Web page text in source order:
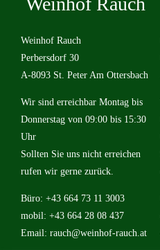
Weinhof Rauch
Perbersdorf 30
A-8093 St. Peter Am Ottersbach
Wir sind erreichbar Montag bis
Donnerstag von 09:00 bis 15:30
Uhr
Sollten Sie uns nicht erreichen
rufen wir gerne zurück.
Büro: +43 664 73 11 3003
mobil: +43 664 28 08 437
Email: rauch@weinhof-rauch.at